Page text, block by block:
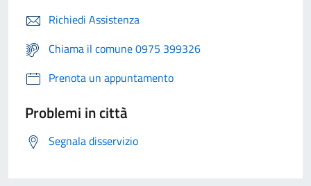
Richiedi Assistenza
Chiama il comune 0975 399326
Prenota un appuntamento
Problemi in città
Segnala disservizio